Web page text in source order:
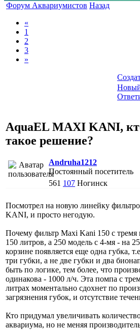
Форум Аквариумистов Назад
«
1
2
3
»
AquaEL MAXI KANI,
такое решение?
Andruha1212
Постоянный посетитель
561 107 Ногинск
Посмотрел на новую линейку
KANI, и просто негодую.
Почему фильтр Maxi Kani 150 с тремя
150 литров, а 250 модель с 4-мя - на
корзине появляется еще одна губка,
три губки, а не две губки и два
быть по логике, тем более, что
одинакова - 1000 л/ч. Эта помпа с
литрах моментально сдохнет по
загрязнения губок, и отсутствие
Кто придумал увеличивать
аквариума, но не меняя